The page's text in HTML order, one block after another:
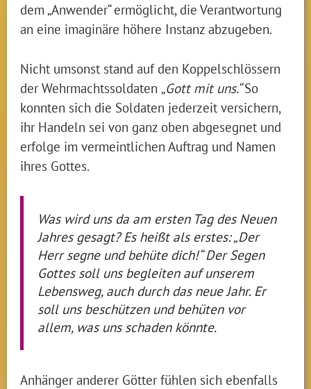
dem „Anwender“ ermöglicht, die Verantwortung
an eine imaginäre höhere Instanz abzugeben.
Nicht umsonst stand auf den Koppelschlössern
der Wehrmachtssoldaten „Gott mit uns.“So
konnten sich die Soldaten jederzeit versichern,
ihr Handeln sei von ganz oben abgesegnet und
erfolge im vermeintlichen Auftrag und Namen
ihres Gottes.
Was wird uns da am ersten Tag des Neuen
Jahres gesagt? Es heißt als erstes: „Der
Herr segne und behüte dich!“ Der Segen
Gottes soll uns begleiten auf unserem
Lebensweg, auch durch das neue Jahr. Er
soll uns beschützen und behüten vor
allem, was uns schaden könnte.
Anhänger anderer Götter fühlen sich ebenfalls